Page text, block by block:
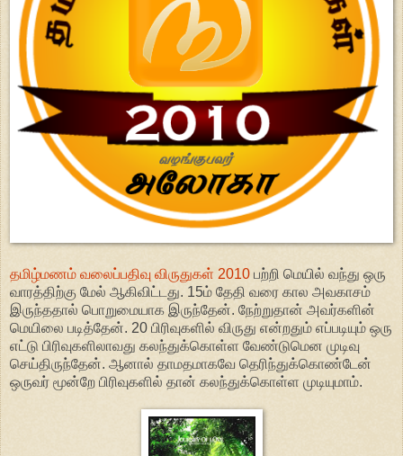
தமிழ்மணம் வலைப்பதிவு விருதுகள் 2010 பற்றி மெயில் வந்து ஒரு
வாரத்திற்கு மேல் ஆகிவிட்டது. 15ம் தேதி வரை கால அவகாசம்
இருந்ததால் பொறுமையாக இருந்தேன். நேற்றுதான் அவர்களின்
மெயிலை படித்தேன். 20 பிரிவுகளில் விருது என்றதும் எப்படியும் ஒரு
எட்டு பிரிவுகளிலாவது கலந்துக்கொள்ள வேண்டுமென முடிவு
செய்திருந்தேன். ஆனால் தாமதமாகவே தெரிந்துக்கொண்டேன்
ஒருவர் மூன்றே பிரிவுகளில் தான் கலந்துக்கொள்ள முடியுமாம்.